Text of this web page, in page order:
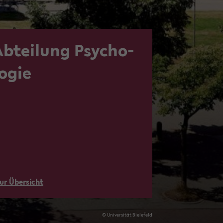
Psy­cho­
Über­sicht
© Uni­ver­si­tät Bie­le­feld